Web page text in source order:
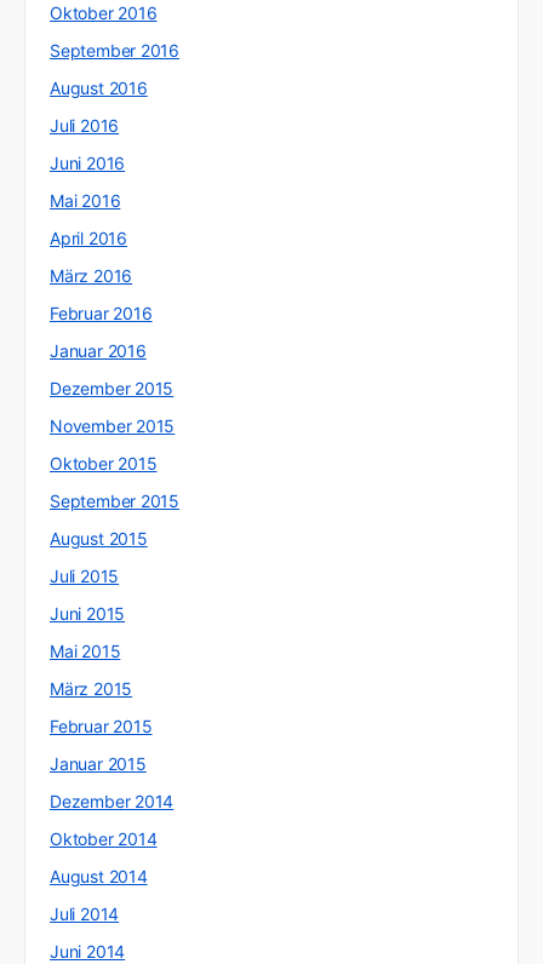
Oktober 2016
September 2016
August 2016
Juli 2016
Juni 2016
Mai 2016
April 2016
März 2016
Februar 2016
Januar 2016
Dezember 2015
November 2015
Oktober 2015
September 2015
August 2015
Juli 2015
Juni 2015
Mai 2015
März 2015
Februar 2015
Januar 2015
Dezember 2014
Oktober 2014
August 2014
Juli 2014
Juni 2014